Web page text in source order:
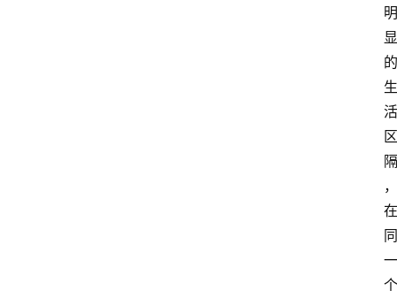
明
显
的
生
活
区
隔
，
在
同
一
个